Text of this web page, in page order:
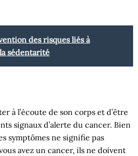
des risques liés à
sédentarité
à l’écoute de son corps et d’être
signaux d’alerte du cancer. Bien
symptômes ne signifie pas
avez un cancer, ils ne doivent